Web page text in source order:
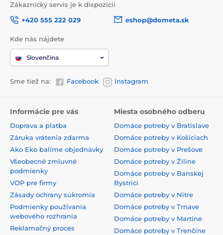
Zákaznický servis je k dispozícii
+420 555 222 029
eshop@dometa.sk
Kde nás nájdete
Slovenčina
Sme tiež na: Facebook Instagram
Informácie pre vás
Doprava a platba
Záruka vrátenia zdarma
Ako Eko balíme objednávky
Všeobecné zmluvné
podmienky
VOP pre firmy
Zásady ochrany súkromia
Podmienky používania
webového rozhrania
Reklamačný proces
Miesta osobného odberu
Domáce potreby v Bratislave
Domáce potreby v Košiciach
Domáce potreby v Prešove
Domáce potreby v Žiline
Domáce potreby v Banskej
Bystrici
Domáce potreby v Nitre
Domáce potreby v Trnave
Domáce potreby v Martine
Domáce potreby v Trenčíne